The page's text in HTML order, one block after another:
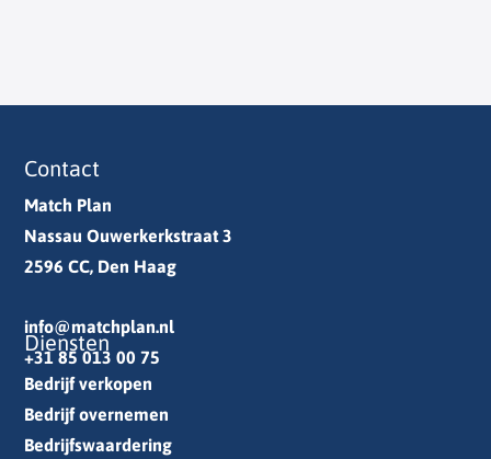
Contact
Match Plan
Nassau Ouwerkerkstraat 3
2596 CC, Den Haag
info@matchplan.nl
+31 85 013 00 75
Diensten
Bedrijf verkopen
Bedrijf overnemen
Bedrijfswaardering